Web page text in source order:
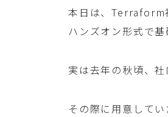
本日は、Terraform
ハンズオン形式で基
実は去年の秋頃、
その際に用意して